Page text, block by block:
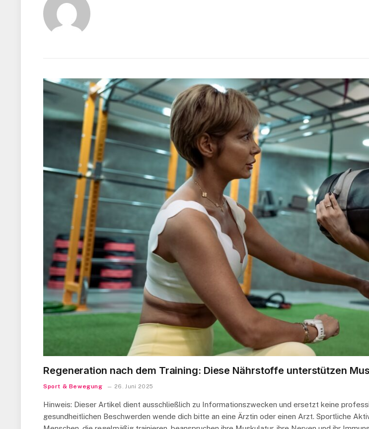
Regeneration nach dem Training: Diese Nährstoffe unterstützen
Sport & Bewegung 26. Juni 2025
Hinweis: Dieser Artikel dient ausschließlich zu Informationszwecken und ersetzt keine
gesundheitlichen Beschwerden wende dich bitte an eine Ärztin oder einen Arzt. Sportliche